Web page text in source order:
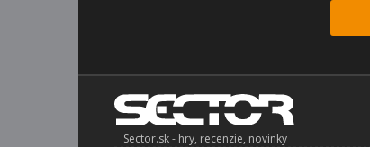
Sector.sk - hry, recenzie, novinky